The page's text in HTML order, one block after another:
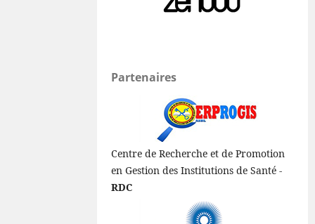
Partenaires
Centre de Recherche et de Promotion
en Gestion des Institutions de Santé -
RDC